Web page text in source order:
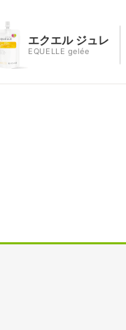
エクエル ジュレ
EQUELLE gelée